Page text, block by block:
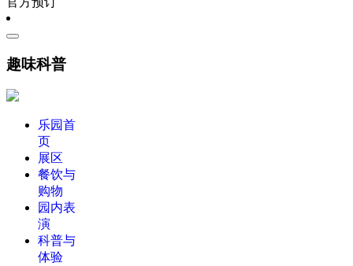
趣味科普
乐园首
页
展区
餐饮与
购物
园内表
演
科普与
体验